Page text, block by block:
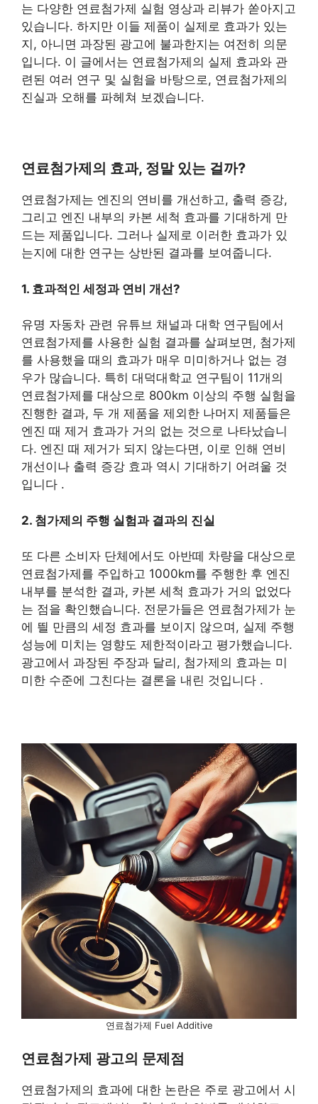
는 다양한 연료첨가제 실험 영상과 리뷰가 쏟아지고
있습니다. 하지만 이들 제품이 실제로 효과가 있는
지, 아니면 과장된 광고에 불과한지는 여전히 의문
입니다. 이 글에서는 연료첨가제의 실제 효과와 관
련된 여러 연구 및 실험을 바탕으로, 연료첨가제의
진실과 오해를 파헤쳐 보겠습니다.
연료첨가제의 효과, 정말 있는 걸까?
연료첨가제는 엔진의 연비를 개선하고, 출력 증강,
그리고 엔진 내부의 카본 세척 효과를 기대하게 만
드는 제품입니다. 그러나 실제로 이러한 효과가 있
는지에 대한 연구는 상반된 결과를 보여줍니다.
1. 효과적인 세정과 연비 개선?
유명 자동차 관련 유튜브 채널과 대학 연구팀에서
연료첨가제를 사용한 실험 결과를 살펴보면, 첨가제
를 사용했을 때의 효과가 매우 미미하거나 없는 경
우가 많습니다. 특히 대덕대학교 연구팀이 11개의
연료첨가제를 대상으로 800km 이상의 주행 실험을
진행한 결과, 두 개 제품을 제외한 나머지 제품들은
엔진 때 제거 효과가 거의 없는 것으로 나타났습니
다. 엔진 때 제거가 되지 않는다면, 이로 인해 연비
개선이나 출력 증강 효과 역시 기대하기 어려울 것
입니다 .
2. 첨가제의 주행 실험과 결과의 진실
또 다른 소비자 단체에서도 아반떼 차량을 대상으로
연료첨가제를 주입하고 1000km를 주행한 후 엔진
내부를 분석한 결과, 카본 세척 효과가 거의 없었다
는 점을 확인했습니다. 전문가들은 연료첨가제가 눈
에 띌 만큼의 세정 효과를 보이지 않으며, 실제 주행
성능에 미치는 영향도 제한적이라고 평가했습니다.
광고에서 과장된 주장과 달리, 첨가제의 효과는 미
미한 수준에 그친다는 결론을 내린 것입니다 .
연료첨가제 Fuel Additive
연료첨가제 광고의 문제점
연료첨가제의 효과에 대한 논란은 주로 광고에서 시